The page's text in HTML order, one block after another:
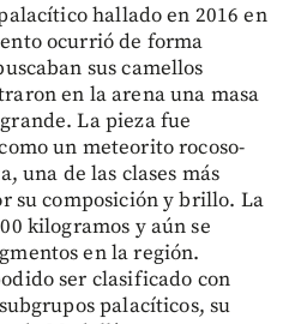
hallado en 2016 en
ocurrió de forma
sus camellos
en la arena una masa
La pieza fue
un meteorito rocoso-
una de las clases más
su composición y brillo. La
kilogramos y aún se
en la región.
ser clasificado con
palacíticos, su